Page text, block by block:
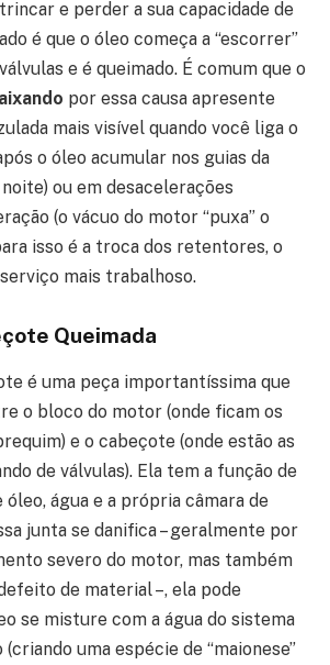
e perder a sua capacidade de
é que o óleo começa a “escorrer”
e é queimado. É comum que o
por essa causa apresente
mais visível quando você liga o
o óleo acumular nos guias da
ou em desacelerações
(o vácuo do motor “puxa” o
isso é a troca dos retentores, o
mais trabalhoso.
Queimada
é uma peça importantíssima que
o bloco do motor (onde ficam os
e o cabeçote (onde estão as
de válvulas). Ela tem a função de
óleo, água e a própria câmara de
junta se danifica – geralmente por
severo do motor, mas também
de material –, ela pode
se misture com a água do sistema
uma espécie de “maionese”